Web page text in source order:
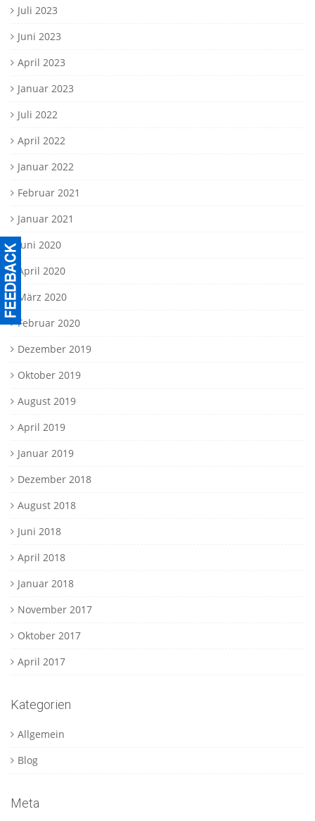
Juli 2023
Juni 2023
April 2023
Januar 2023
Juli 2022
April 2022
Januar 2022
Februar 2021
Januar 2021
Juni 2020
April 2020
März 2020
Februar 2020
Dezember 2019
Oktober 2019
August 2019
April 2019
Januar 2019
Dezember 2018
August 2018
Juni 2018
April 2018
Januar 2018
November 2017
Oktober 2017
April 2017
Kategorien
Allgemein
Blog
Meta